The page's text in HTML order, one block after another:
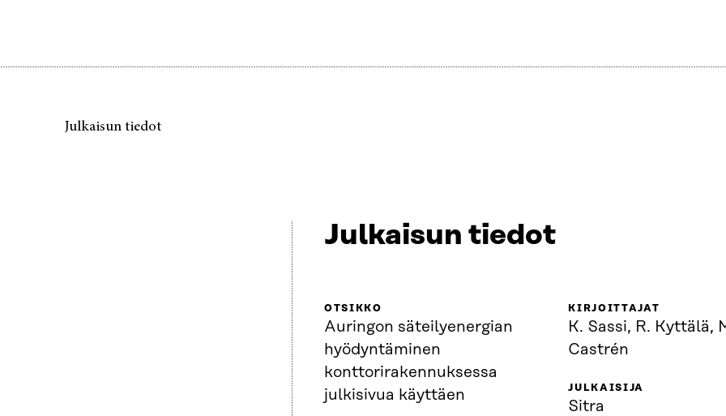
Julkaisun tiedot
Julkaisun tiedot
OTSIKKO
Auringon säteilyenergian
hyödyntäminen
konttorirakennuksessa
julkisivua käyttäen
KIRJOITTAJAT
K. Sassi, R. Kyttälä,
Castrén
JULKAISIJA
Sitra